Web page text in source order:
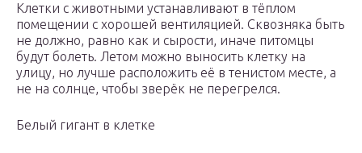
Клетки с животными устанавливают в тёплом
помещении с хорошей вентиляцией. Сквозняка быть
не должно, равно как и сырости, иначе питомцы
будут болеть. Летом можно выносить клетку на
улицу, но лучше расположить её в тенистом месте, а
не на солнце, чтобы зверёк не перегрелся.
Белый гигант в клетке